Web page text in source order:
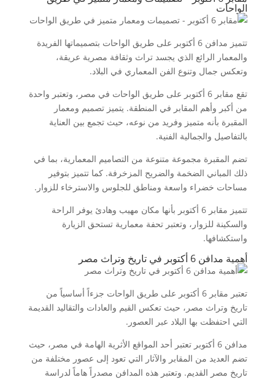
الواحات
تتميز مدافن 6 أكتوبر على طريق الواحات بتصميماتها الفريدة
والمعمار الرائع الذي يجسد تراث وثقافة مصرية عريقة،
وتعكس جمال وتنوع الفن المعماري في البلاد.
تقع مقابر 6 أكتوبر على طريق الواحات في مصر، وتعتبر واحدة
من أكبر وأهم المقابر في المنطقة. يتميز تصميم ومعمار
المقبرة بأنه متميز وفريد من نوعه، حيث تجمع بين العناية
بالتفاصيل والجمالية الفنية.
تضم المقبرة مجموعة متنوعة من التصاميم المعمارية، بما في
ذلك المباني الضخمة والضريح المزخرفة. كما تتميز بتوفير
مساحات خضراء واسعة ومناطق للجلوس والاسترخاء للزوار.
تتميز مقابر 6 أكتوبر بأنها مكان مهيب وهادئ يوفر الراحة
والسكينة للزوار، وتعتبر تحفة معمارية تستحق الزيارة
واستكشافها.
أهمية مدافن 6 أكتوبر في تاريخ وتراث مصر
تعتبر مقابر 6 أكتوبر على طريق الواحات جزءاً أساسياً من
تاريخ وتراث مصر، حيث تعكس القيم والعادات والتقاليد القديمة
التي احتفظت بها البلاد عبر العصور.
مدافن 6 أكتوبر تعتبر أحد المواقع الأثرية الهامة في مصر، حيث
تضم العديد من المقابر والآثار التي تعود إلى عصور مختلفة من
تاريخ مصر القديم. وتعتبر هذه المدافن مصدراً هاماً لدراسة